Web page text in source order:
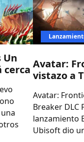
Un
cerca Avatar:
vistazo a
Avatar:
Breaker DLC
lanzamiento
Ubisoft dio